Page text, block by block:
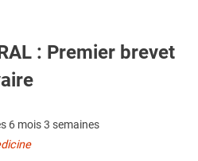
: Premier brevet
6 mois 3 semaines